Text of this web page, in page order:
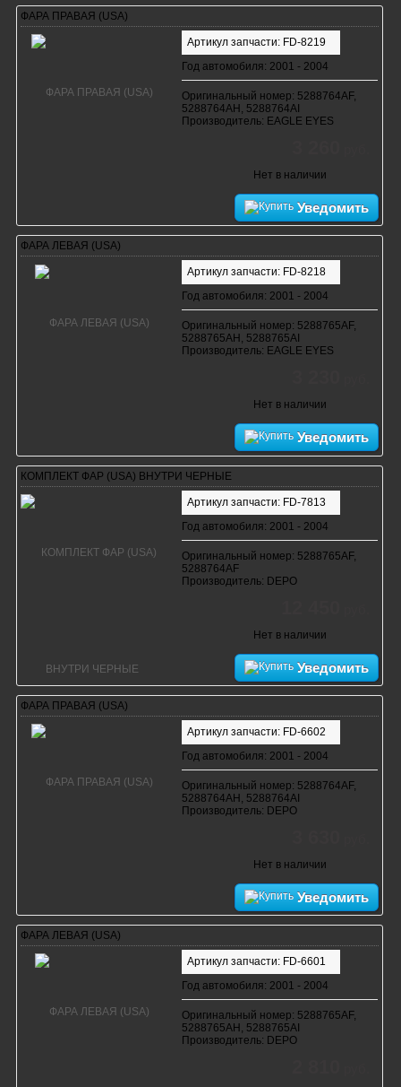
ФАРА ПРАВАЯ (USA)
Артикул запчасти: FD-8219
Год автомобиля: 2001 - 2004
Оригинальный номер: 5288764AF,
5288764AH, 5288764AI
Производитель: EAGLE EYES
Нет в наличии
Уведомить
ФАРА ЛЕВАЯ (USA)
Артикул запчасти: FD-8218
Год автомобиля: 2001 - 2004
Оригинальный номер: 5288765AF,
5288765AH, 5288765AI
Производитель: EAGLE EYES
Нет в наличии
Уведомить
КОМПЛЕКТ ФАР (USA) ВНУТРИ ЧЕРНЫЕ
Артикул запчасти: FD-7813
Год автомобиля: 2001 - 2004
Оригинальный номер: 5288765AF,
5288764AF
Производитель: DEPO
Нет в наличии
Уведомить
ФАРА ПРАВАЯ (USA)
Артикул запчасти: FD-6602
Год автомобиля: 2001 - 2004
Оригинальный номер: 5288764AF,
5288764AH, 5288764AI
Производитель: DEPO
Нет в наличии
Уведомить
ФАРА ЛЕВАЯ (USA)
Артикул запчасти: FD-6601
Год автомобиля: 2001 - 2004
Оригинальный номер: 5288765AF,
5288765AH, 5288765AI
Производитель: DEPO